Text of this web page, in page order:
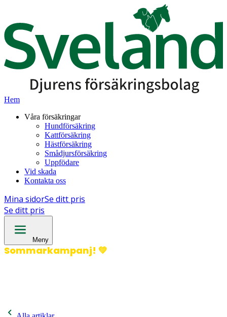
Hem
Våra försäkringar
Hundförsäkring
Kattförsäkring
Hästförsäkring
Smådjursförsäkring
Uppfödare
Vid skada
Kontakta oss
Mina sidorSe ditt pris
Se ditt pris
Meny
Sommarkampanj! 💚